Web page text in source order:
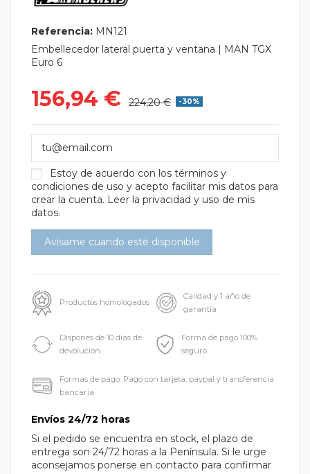
Referencia: MN121
Embellecedor lateral puerta y ventana | MAN TGX
Euro 6
156,94 € 224,20 € -30%
Estoy de acuerdo con los términos y
condiciones de uso y acepto facilitar mis datos para
crear la cuenta. Leer la privacidad y uso de mis
datos.
Productos homologados
Calidad y 1 año de
garantía
Dispones de 10 días de
devolución
Forma de pago 100%
seguro
Formas de pago: Pago con tarjeta, paypal y transferencia
bancaria
Envíos 24/72 horas
Si el pedido se encuentra en stock, el plazo de
entrega son 24/72 horas a la Península. Si le urge
aconsejamos ponerse en contacto para confirmar